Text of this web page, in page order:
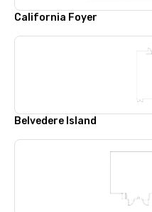
California Foyer
Belvedere Island